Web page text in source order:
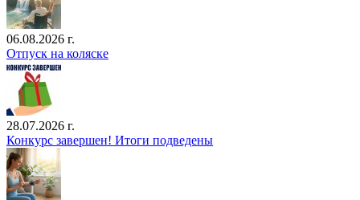
06.08.2026 г.
Отпуск на коляске
28.07.2026 г.
Конкурс завершен! Итоги подведены